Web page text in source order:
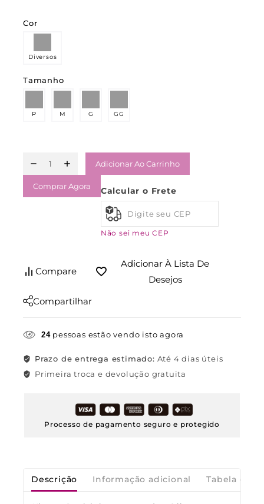
Cor
Diversos
Tamanho
P M G GG
Adicionar Ao Carrinho
Comprar Agora Calcular o Frete
Não sei meu CEP
Compare
Adicionar À Lista De
Desejos
Compartilhar
24pessoas estão vendo isto agora
Prazo de entrega estimado: Até 4 dias úteis
Primeira troca e devolução gratuita
Processo de pagamento seguro e protegido
Descrição Informação adicional Tabela de